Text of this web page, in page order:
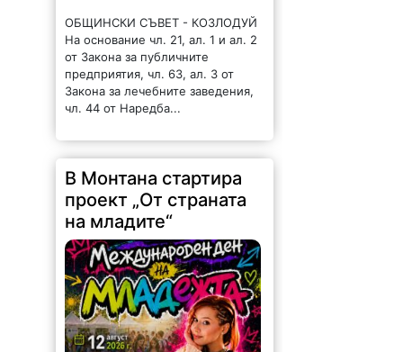
ОБЩИНСКИ СЪВЕТ - КОЗЛОДУЙ
На основание чл. 21, ал. 1 и ал. 2
от Закона за публичните
предприятия, чл. 63, ал. 3 от
Закона за лечебните заведения,
чл. 44 от Наредба...
В Монтана стартира
проект „От страната
на младите“